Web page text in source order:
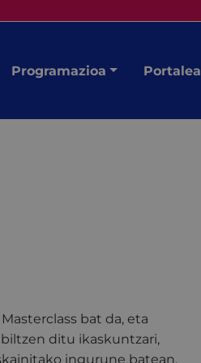
Programazioa Portalea
bat da, eta
ditu ikaskuntzari,
ingurune batean.